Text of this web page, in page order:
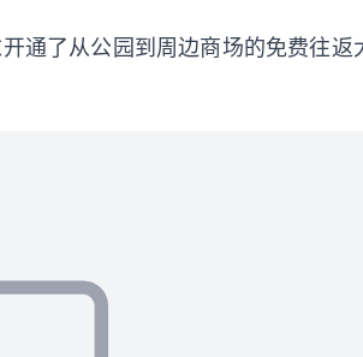
通了从公园到周边商场的免费往返